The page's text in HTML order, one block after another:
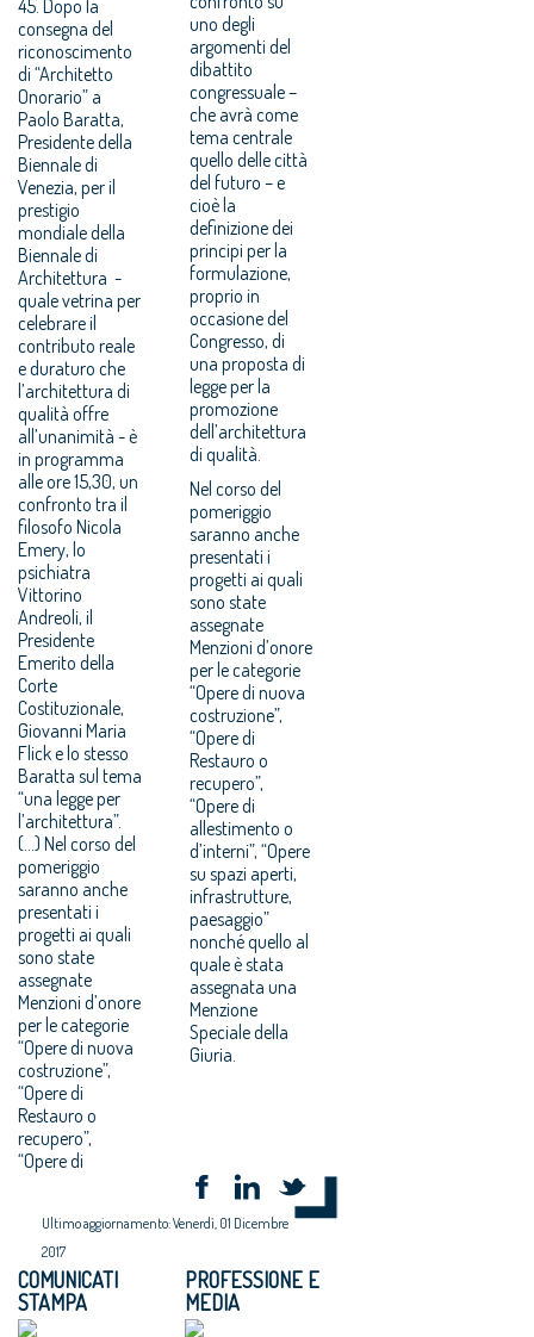
45. Dopo la
consegna del
riconoscimento
di “Architetto
Onorario” a
Paolo Baratta,
Presidente della
Biennale di
Venezia, per il
prestigio
mondiale della
Biennale di
Architettura -
quale vetrina per
celebrare il
contributo reale
e duraturo che
l’architettura di
qualità offre
all’unanimità - è
in programma
alle ore 15,30, un
confronto tra il
filosofo Nicola
Emery, lo
psichiatra
Vittorino
Andreoli, il
Presidente
Emerito della
Corte
Costituzionale,
Giovanni Maria
Flick e lo stesso
Baratta sul tema
“una legge per
l’architettura”.
(...) Nel corso del
pomeriggio
saranno anche
presentati i
progetti ai quali
sono state
assegnate
Menzioni d’onore
per le categorie
“Opere di nuova
costruzione”,
“Opere di
Restauro o
recupero”,
“Opere di
uno degli
argomenti del
dibattito
congressuale –
che avrà come
tema centrale
quello delle città
del futuro – e
cioè la
definizione dei
principi per la
formulazione,
proprio in
occasione del
Congresso, di
una proposta di
legge per la
promozione
dell’architettura
di qualità.
Nel corso del
pomeriggio
saranno anche
presentati i
progetti ai quali
sono state
assegnate
Menzioni d’onore
per le categorie
“Opere di nuova
costruzione”,
“Opere di
Restauro o
recupero”,
“Opere di
allestimento o
d’interni”, “Opere
su spazi aperti,
infrastrutture,
paesaggio”
nonché quello al
quale è stata
assegnata una
Menzione
Speciale della
Giuria.
Ultimo aggiornamento: Venerdì, 01 Dicembre
2017
COMUNICATI
STAMPA
PROFESSIONE E
MEDIA